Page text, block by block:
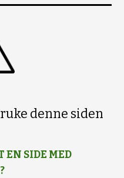
denne siden
EN SIDE MED